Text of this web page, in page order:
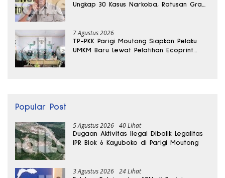
Ungkap 30 Kasus Narkoba, Ratusan Gram
7 Agustus 2026
TP-PKK Parigi Moutong Siapkan Pelaku
UMKM Baru Lewat Pelatihan Ecoprint
Popular Post
5 Agustus 2026 40 Lihat
Dugaan Aktivitas Ilegal Dibalik Legalitas
IPR Blok 6 Kayuboko di Parigi Moutong
3 Agustus 2026 24 Lihat